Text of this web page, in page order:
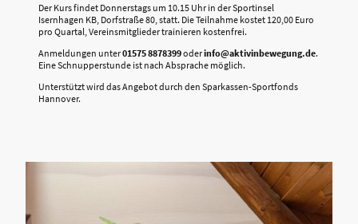
Der Kurs findet Donnerstags um 10.15 Uhr in der Sportinsel
Isernhagen KB, Dorfstraße 80, statt. Die Teilnahme kostet 120,00 Euro
pro Quartal, Vereinsmitglieder trainieren kostenfrei.
Anmeldungen unter01575 8878399oderinfo@aktivinbewegung.de.
Eine Schnupperstunde ist nach Absprache möglich.
Unterstützt wird das Angebot durch den Sparkassen-Sportfonds
Hannover.